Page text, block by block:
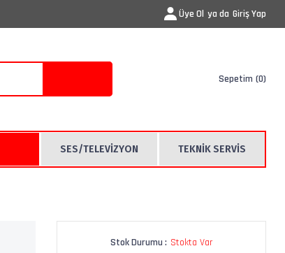
Üye Ol ya da Giriş Yap
Sepetim 0
SES/TELEVİZYON TEKNİK SERVİS
Stok Durumu : Stokta Var